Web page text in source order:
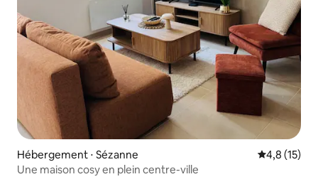
Hébergement ⋅ Sézanne Évaluation
4,8 (15)
Une maison cosy en plein centre-ville